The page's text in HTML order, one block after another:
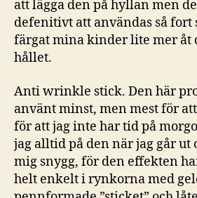
att lägga den på hyllan men
defenitivt att användas så
färgat mina kinder lite mer åt
hållet.
Anti wrinkle stick. Den här
använt minst, men mest för
för att jag inte har tid på
jag alltid på den när jag går
mig snygg, för den effekten
helt enkelt i rynkorna med